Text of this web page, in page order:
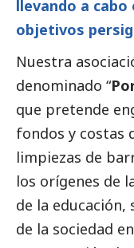
llevando a
objetivos
Nuestra
denominado “
que pretende
fondos y costas
limpiezas de
los orígenes de
de la
de la sociedad